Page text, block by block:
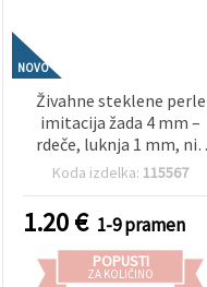
NOVO
Živahne steklene perle
imitacija žada 4 mm –
rdeče, luknja 1 mm, niz
~195 kosov – za izdelavo
strastnih ročno izdelanih
kreacij DIY
Koda izdelka: 115567
1.20€ 1-9 pramen
POPUSTI
ZA KOLIČINO